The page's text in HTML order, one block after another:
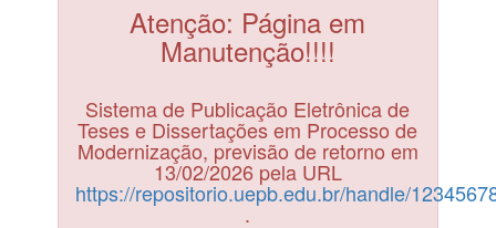
Atenção: Página em
Manutenção!!!!
Sistema de Publicação Eletrônica de
Teses e Dissertações em Processo de
Modernização, previsão de retorno em
13/02/2026 pela URL
https://repositorio.uepb.edu.br/handle/
.